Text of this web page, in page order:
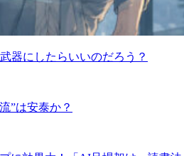
器にしたらいいのだろう？
”は安泰か？